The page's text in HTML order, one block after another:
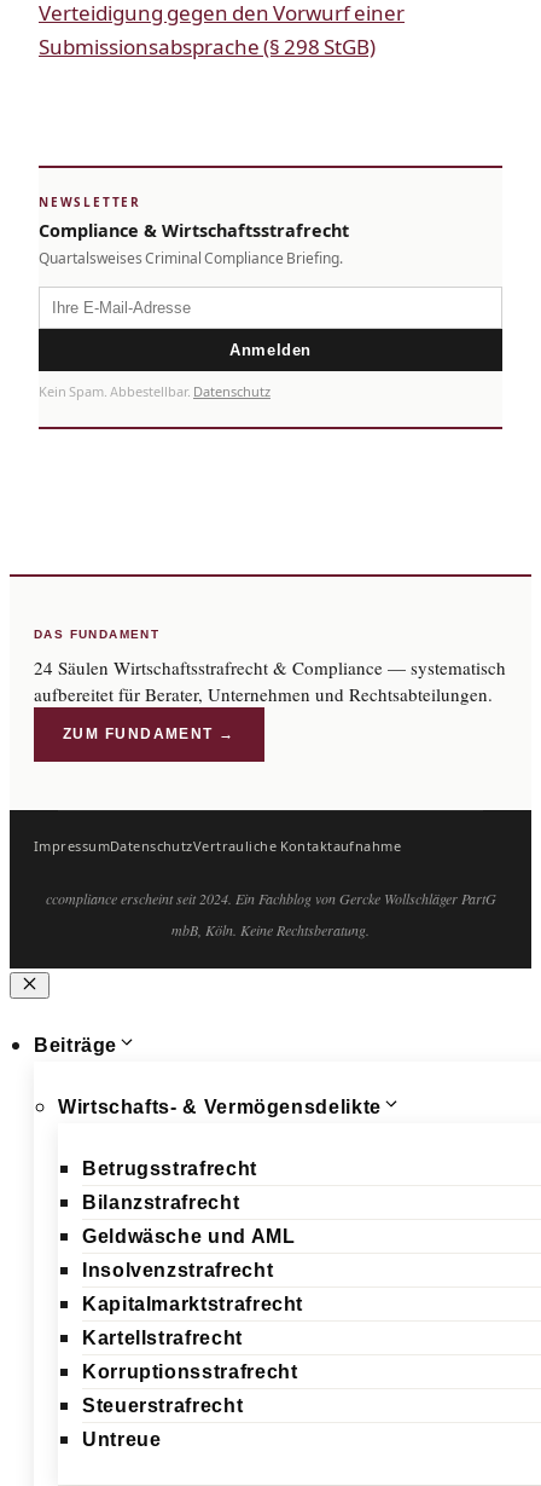
Verteidigung gegen den Vorwurf einer
Submissionsabsprache (§ 298 StGB)
NEWSLETTER
Compliance & Wirtschaftsstrafrecht
Quartalsweises Criminal Compliance Briefing.
Anmelden
Kein Spam. Abbestellbar. Datenschutz
DAS FUNDAMENT
24 Säulen Wirtschaftsstrafrecht & Compliance — systematisch
aufbereitet für Berater, Unternehmen und Rechtsabteilungen.
ZUM FUNDAMENT →
ImpressumDatenschutzVertrauliche Kontaktaufnahme
ccompliance erscheint seit 2024. Ein Fachblog von Gercke Wollschläger PartG
mbB, Köln. Keine Rechtsberatung.
Schließen
Beiträge
Wirtschafts- & Vermögensdelikte
Betrugsstrafrecht
Bilanzstrafrecht
Geldwäsche und AML
Insolvenzstrafrecht
Kapitalmarktstrafrecht
Kartellstrafrecht
Korruptionsstrafrecht
Steuerstrafrecht
Untreue